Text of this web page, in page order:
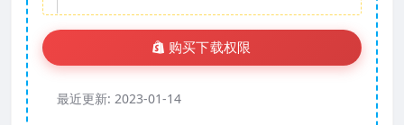
购买下载权限
最近更新: 2023-01-14